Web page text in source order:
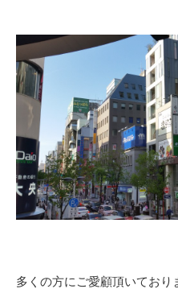
多くの方にご愛顧頂いており